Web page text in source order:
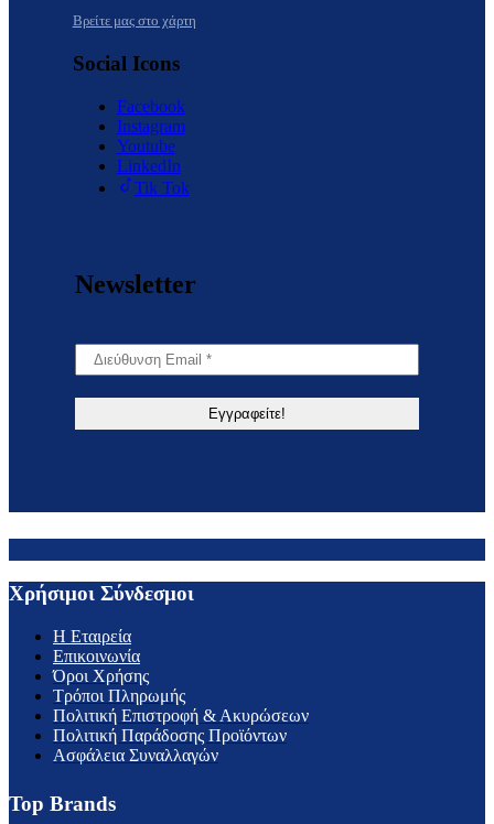
Βρείτε μας στο χάρτη
Social Icons
Facebook
Instagram
Youtube
LinkedIn
Tik Tok
Newsletter
Χρήσιμοι Σύνδεσμοι
H Εταιρεία
Επικοινωνία
Όροι Χρήσης
Τρόποι Πληρωμής
Πολιτική Επιστροφή & Ακυρώσεων
Πολιτική Παράδοσης Προϊόντων
Ασφάλεια Συναλλαγών
Top Brands